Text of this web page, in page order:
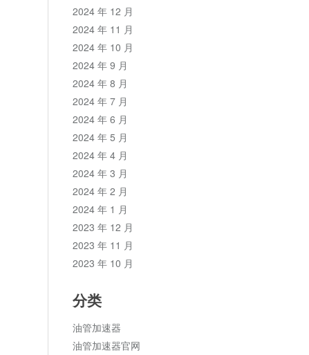
2024 年 12 月
2024 年 11 月
2024 年 10 月
2024 年 9 月
2024 年 8 月
2024 年 7 月
2024 年 6 月
2024 年 5 月
2024 年 4 月
2024 年 3 月
2024 年 2 月
2024 年 1 月
2023 年 12 月
2023 年 11 月
2023 年 10 月
分类
油管加速器
油管加速器官网